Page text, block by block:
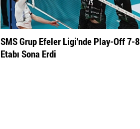
SMS Grup Efeler Ligi'nde Play-Off 7-8
Etabı Sona Erdi